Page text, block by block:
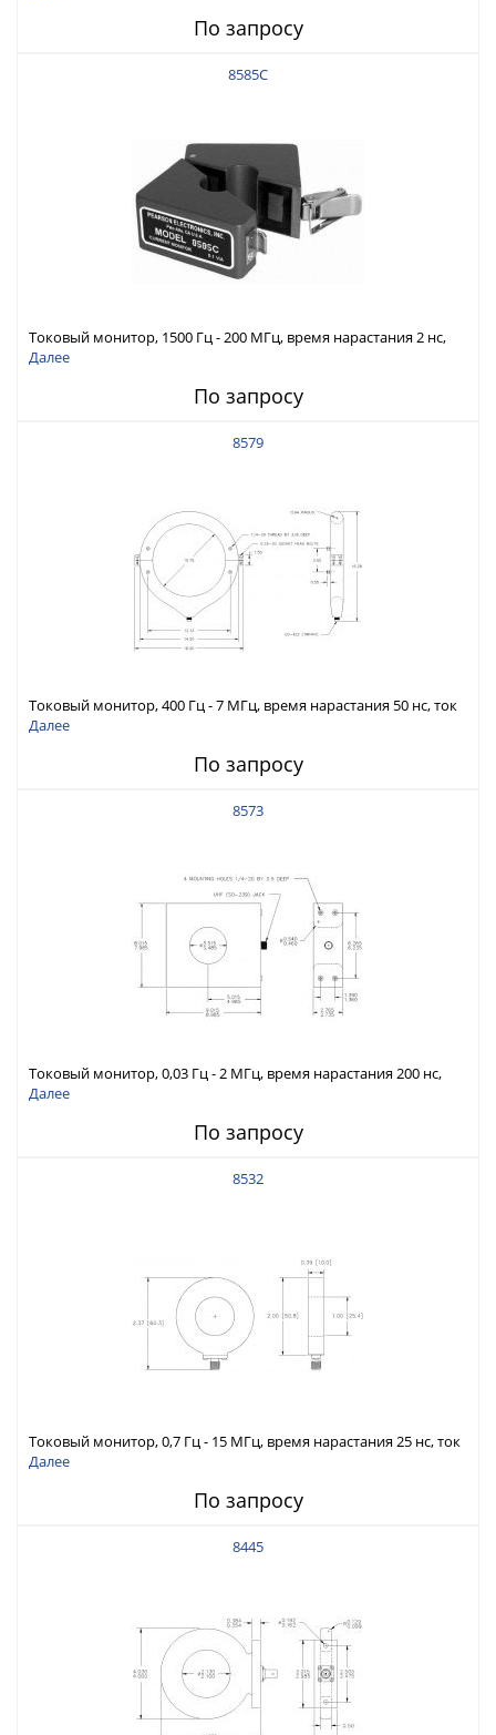
По запросу
8585C
Токовый монитор, 1500 Гц - 200 МГц, время нарастания 2 нс,
ток 500 А скз
Далее
По запросу
8579
Токовый монитор, 400 Гц - 7 МГц, время нарастания 50 нс, ток
120 А скз
Далее
По запросу
8573
Токовый монитор, 0,03 Гц - 2 МГц, время нарастания 200 нс,
ток 750 А скз
Далее
По запросу
8532
Токовый монитор, 0,7 Гц - 15 МГц, время нарастания 25 нс, ток
100 А скз
Далее
По запросу
8445